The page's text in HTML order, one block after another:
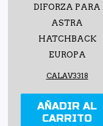
DIFORZA PARA
ASTRA
HATCHBACK
EUROPA
CALAV3318
AÑADIR AL
CARRITO